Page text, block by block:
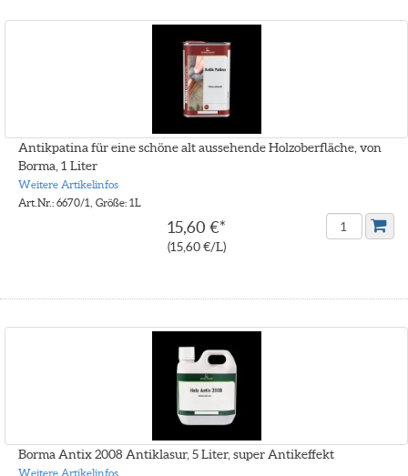
Antikpatina für eine schöne alt aussehende Holzoberfläche, von
Borma, 1 Liter
Weitere Artikelinfos
Art.Nr.: 6670/1, Größe: 1L
15,60 €*
(15,60 €/L)
Borma Antix 2008 Antiklasur, 5 Liter, super Antikeffekt
Weitere Artikelinfos